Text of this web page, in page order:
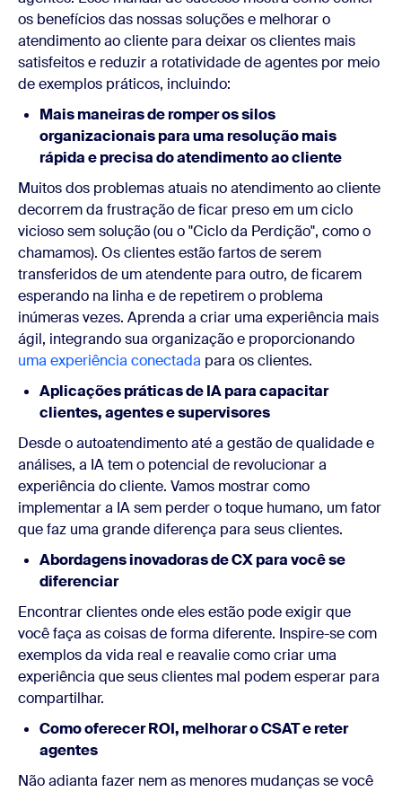
os benefícios das nossas soluções e melhorar o
atendimento ao cliente para deixar os clientes mais
satisfeitos e reduzir a rotatividade de agentes por meio
de exemplos práticos, incluindo:
Mais maneiras de romper os silos
organizacionais para uma resolução mais
rápida e precisa do atendimento ao cliente
Muitos dos problemas atuais no atendimento ao cliente
decorrem da frustração de ficar preso em um ciclo
vicioso sem solução (ou o "Ciclo da Perdição", como o
chamamos). Os clientes estão fartos de serem
transferidos de um atendente para outro, de ficarem
esperando na linha e de repetirem o problema
inúmeras vezes. Aprenda a criar uma experiência mais
ágil, integrando sua organização e proporcionando
uma experiência conectada para os clientes.
Aplicações práticas de IA para capacitar
clientes, agentes e supervisores
Desde o autoatendimento até a gestão de qualidade e
análises, a IA tem o potencial de revolucionar a
experiência do cliente. Vamos mostrar como
implementar a IA sem perder o toque humano, um fator
que faz uma grande diferença para seus clientes.
Abordagens inovadoras de CX para você se
diferenciar
Encontrar clientes onde eles estão pode exigir que
você faça as coisas de forma diferente. Inspire-se com
exemplos da vida real e reavalie como criar uma
experiência que seus clientes mal podem esperar para
compartilhar.
Como oferecer ROI, melhorar o CSAT e reter
agentes
Não adianta fazer nem as menores mudanças se você